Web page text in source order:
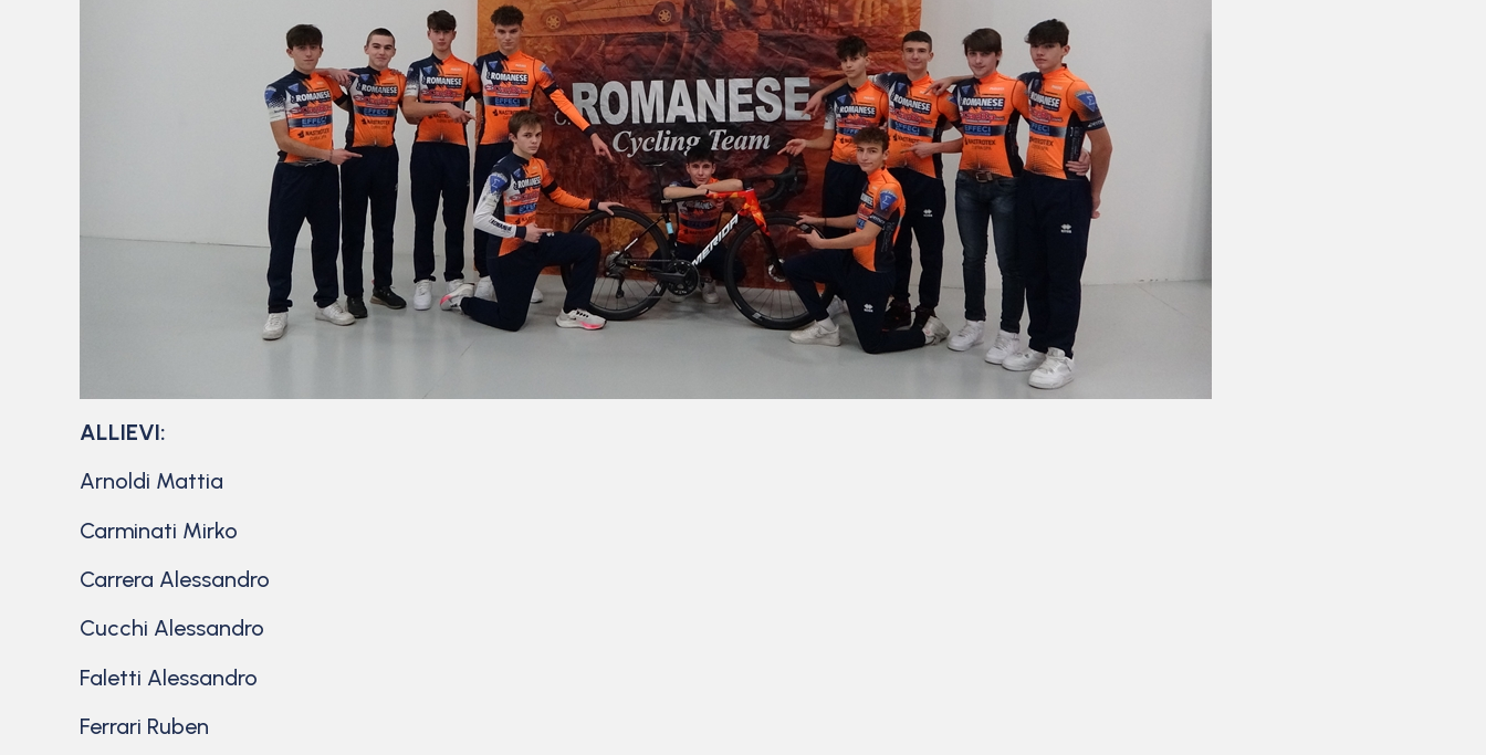
ALLIEVI:
Arnoldi Mattia
Carminati Mirko
Carrera Alessandro
Cucchi Alessandro
Faletti Alessandro
Ferrari Ruben